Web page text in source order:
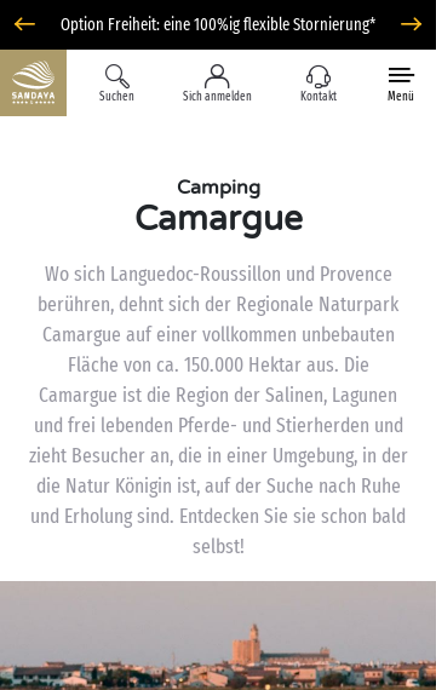
Option Freiheit: eine 100%ig flexible Stornierung*
Suchen Sich anmelden Kontakt Menü
Camping
Camargue
Wo sich Languedoc-Roussillon und Provence
berühren, dehnt sich der Regionale Naturpark
Camargue auf einer vollkommen unbebauten
Fläche von ca. 150.000 Hektar aus. Die
Camargue ist die Region der Salinen, Lagunen
und frei lebenden Pferde- und Stierherden und
zieht Besucher an, die in einer Umgebung, in der
die Natur Königin ist, auf der Suche nach Ruhe
und Erholung sind. Entdecken Sie sie schon bald
selbst!